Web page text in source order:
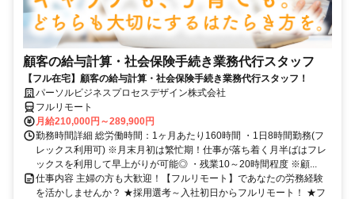
顧客の給与計算・社会保険手続き業務代行スタッフ
【フル在宅】顧客の給与計算・社会保険手続き業務代行スタッフ！
パーソルビジネスプロセスデザイン株式会社
フルリモート
月給210,000円～289,900円
勤務時間詳細 総労働時間：1ヶ月あたり160時間 ・1日8時間勤務(フ
レックス利用可) ※月末月初は繁忙期！仕事が落ち着く月半ばはフレ
ックスを利用して早上がりが可能◎ ・残業10～20時間程度 ※顧...
仕事内容 主婦の方も大歓迎！【フルリモート】であなたの労務経験
を活かしませんか？ ★採用選考～入社初日からフルリモート！ ★フ